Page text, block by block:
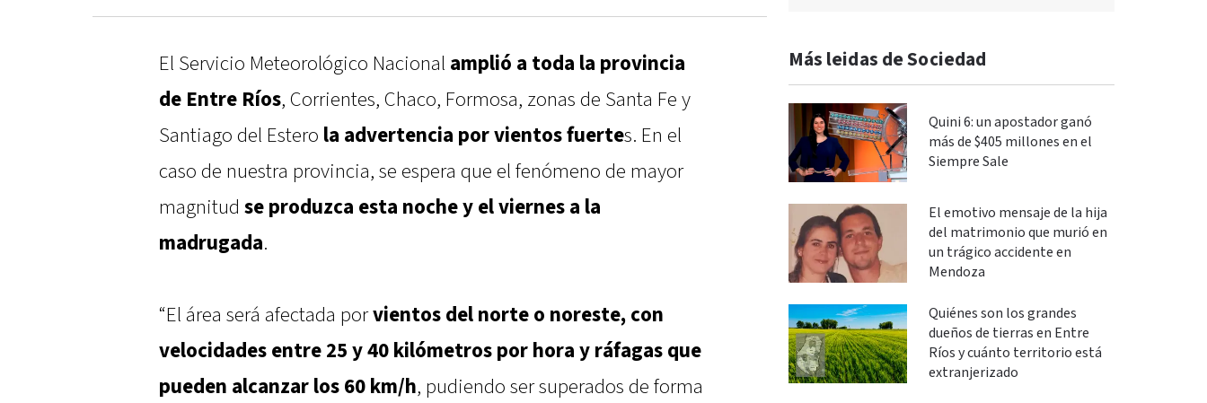
El Servicio Meteorológico Nacional amplió a toda la provincia
de Entre Ríos, Corrientes, Chaco, Formosa, zonas de Santa Fe y
Santiago del Estero la advertencia por vientos fuertes. En el
caso de nuestra provincia, se espera que el fenómeno de mayor
magnitud se produzca esta noche y el viernes a la
madrugada.
“El área será afectada porvientos del norte o noreste, con
velocidades entre 25 y 40 kilómetros por hora y ráfagas que
pueden alcanzar los 60 km/h, pudiendo ser superados de forma
Más leidas de Sociedad
Quini 6: un apostador ganó
más de $405 millones en el
Siempre Sale
El emotivo mensaje de la hija
del matrimonio que murió en
un trágico accidente en
Mendoza
Quiénes son los grandes
dueños de tierras en Entre
Ríos y cuánto territorio está
extranjerizado